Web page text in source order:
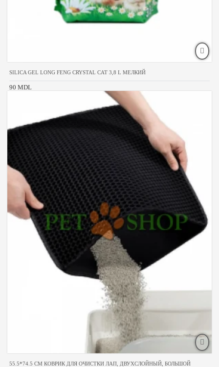
SILICA GEL LONG FENG CRYSTAL CAT 3,8 L МЕЛКИЙ
90 MDL
55.5*74.5 CM КОВРИК ДЛЯ ОЧИСТКИ ЛАП, ДВУХСЛОЙНЫЙ, БОЛЬШОЙ